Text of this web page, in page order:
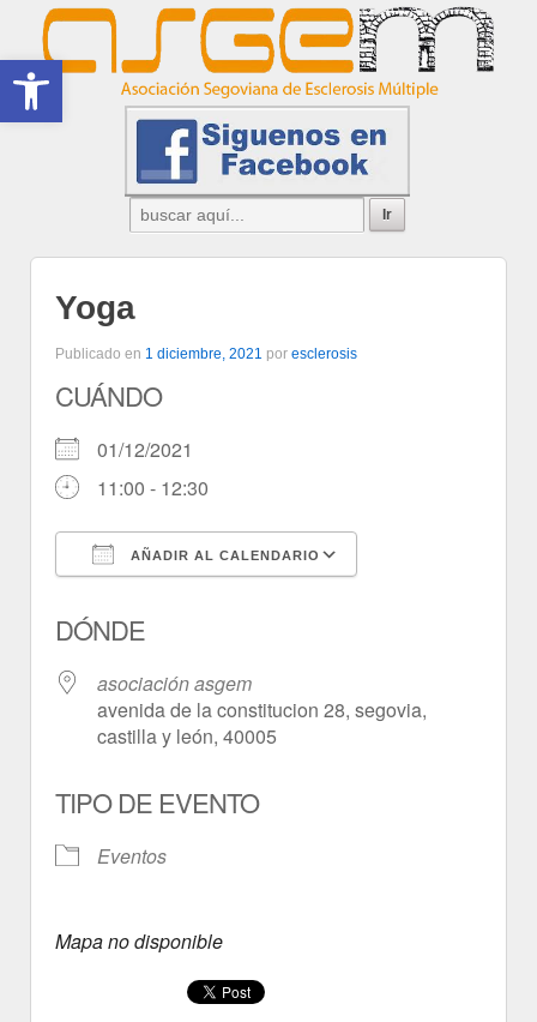
Abrir barra de herramientas
Yoga
Publicado en 1 diciembre, 2021 por esclerosis
CUÁNDO
01/12/2021
11:00 - 12:30
AÑADIR AL CALENDARIO
DÓNDE
asociación asgem
avenida de la constitucion 28, segovia,
castilla y león, 40005
TIPO DE EVENTO
Eventos
Mapa no disponible